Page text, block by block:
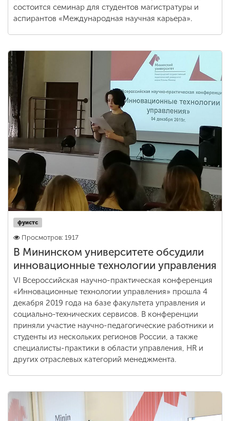
состоится семинар для студентов магистратуры и
аспирантов «Международная научная карьера».
фуистс
Просмотров: 1917
В Мининском университете обсудили
инновационные технологии управления
VI Всероссийская научно-практическая конференция
«Инновационные технологии управления» прошла 4
декабря 2019 года на базе факультета управления и
социально-технических сервисов. В конференции
приняли участие научно-педагогические работники и
студенты из нескольких регионов России, а также
специалисты-практики в области управления, HR и
других отраслевых категорий менеджмента.